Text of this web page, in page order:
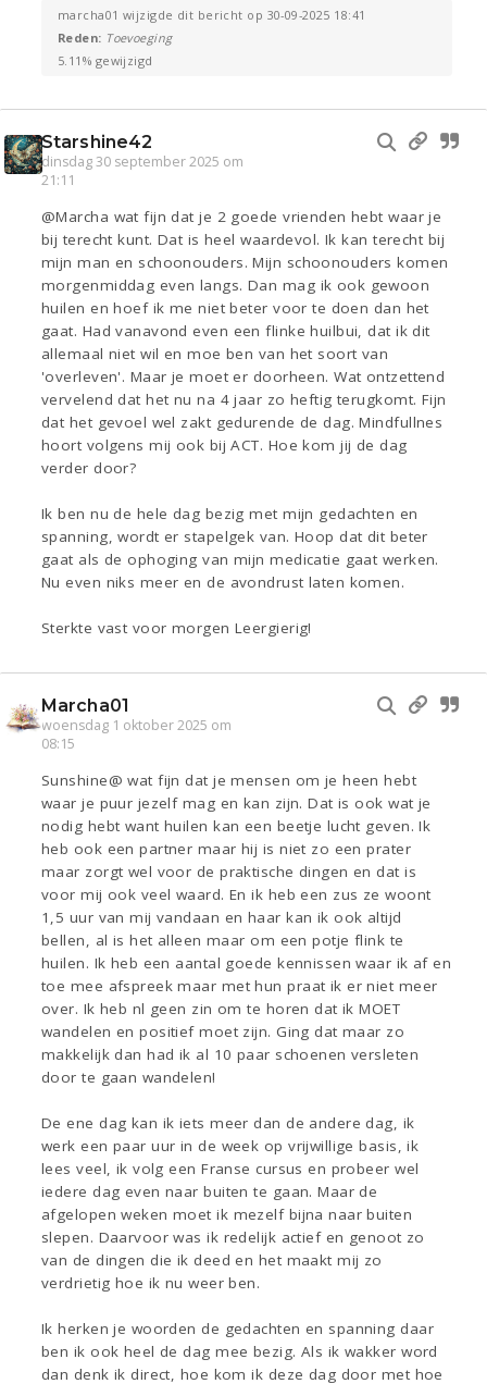
marcha01 wijzigde dit bericht op 30-09-2025 18:41
Reden: Toevoeging
5.11% gewijzigd
Starshine42
dinsdag 30 september 2025 om
21:11
@Marcha wat fijn dat je 2 goede vrienden hebt waar je
bij terecht kunt. Dat is heel waardevol. Ik kan terecht bij
mijn man en schoonouders. Mijn schoonouders komen
morgenmiddag even langs. Dan mag ik ook gewoon
huilen en hoef ik me niet beter voor te doen dan het
gaat. Had vanavond even een flinke huilbui, dat ik dit
allemaal niet wil en moe ben van het soort van
'overleven'. Maar je moet er doorheen. Wat ontzettend
vervelend dat het nu na 4 jaar zo heftig terugkomt. Fijn
dat het gevoel wel zakt gedurende de dag. Mindfullnes
hoort volgens mij ook bij ACT. Hoe kom jij de dag
verder door?
Ik ben nu de hele dag bezig met mijn gedachten en
spanning, wordt er stapelgek van. Hoop dat dit beter
gaat als de ophoging van mijn medicatie gaat werken.
Nu even niks meer en de avondrust laten komen.
Sterkte vast voor morgen Leergierig!
Marcha01
woensdag 1 oktober 2025 om
08:15
Sunshine@ wat fijn dat je mensen om je heen hebt
waar je puur jezelf mag en kan zijn. Dat is ook wat je
nodig hebt want huilen kan een beetje lucht geven. Ik
heb ook een partner maar hij is niet zo een prater
maar zorgt wel voor de praktische dingen en dat is
voor mij ook veel waard. En ik heb een zus ze woont
1,5 uur van mij vandaan en haar kan ik ook altijd
bellen, al is het alleen maar om een potje flink te
huilen. Ik heb een aantal goede kennissen waar ik af en
toe mee afspreek maar met hun praat ik er niet meer
over. Ik heb nl geen zin om te horen dat ik MOET
wandelen en positief moet zijn. Ging dat maar zo
makkelijk dan had ik al 10 paar schoenen versleten
door te gaan wandelen!
De ene dag kan ik iets meer dan de andere dag, ik
werk een paar uur in de week op vrijwillige basis, ik
lees veel, ik volg een Franse cursus en probeer wel
iedere dag even naar buiten te gaan. Maar de
afgelopen weken moet ik mezelf bijna naar buiten
slepen. Daarvoor was ik redelijk actief en genoot zo
van de dingen die ik deed en het maakt mij zo
verdrietig hoe ik nu weer ben.
Ik herken je woorden de gedachten en spanning daar
ben ik ook heel de dag mee bezig. Als ik wakker word
dan denk ik direct, hoe kom ik deze dag door met hoe